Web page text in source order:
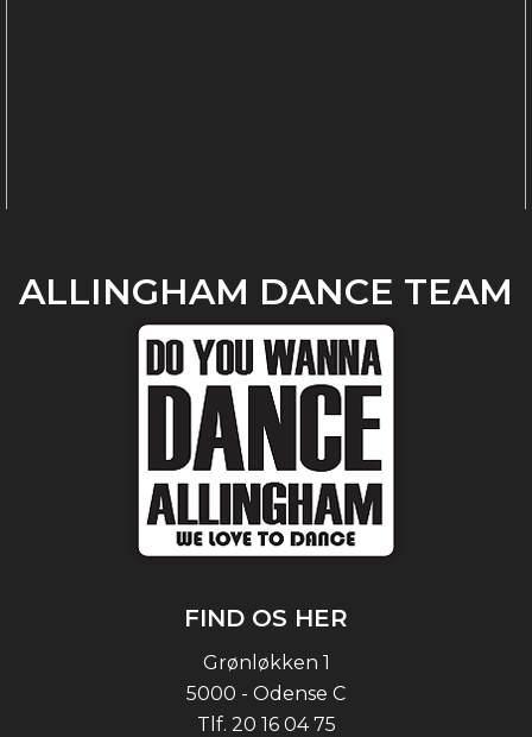
ALLINGHAM DANCE TEAM
FIND OS HER
Grønløkken 1
5000 - Odense C
Tlf. 20 16 04 75